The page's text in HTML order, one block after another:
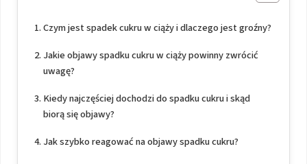
Czym jest spadek cukru w ciąży i dlaczego jest groźny?
Jakie objawy spadku cukru w ciąży powinny zwrócić
uwagę?
Kiedy najczęściej dochodzi do spadku cukru i skąd
biorą się objawy?
Jak szybko reagować na objawy spadku cukru?